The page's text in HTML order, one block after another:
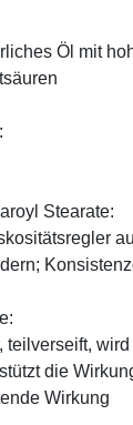
Öl mit
Stearate:
teilverseift,
die
Wirkung